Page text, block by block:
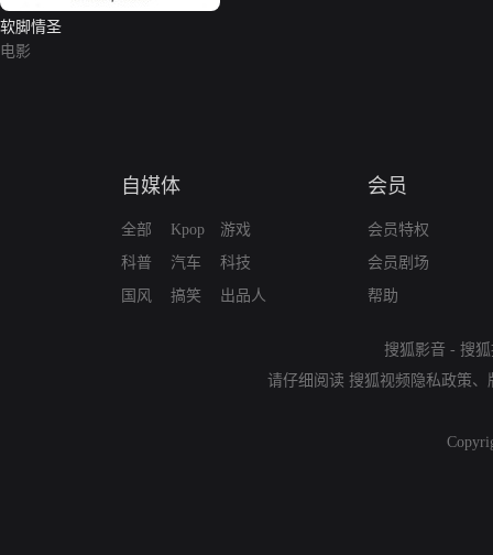
软脚情圣
电影
自媒体
全部
科普
国风
Kpop
汽车
搞笑
游戏
科技
出品人
会员
会员特权
会员剧场
帮助
搜狐影音 - 搜
请仔细阅读 搜狐视频隐私政策、